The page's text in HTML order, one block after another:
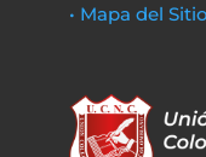
• Mapa del Sitio